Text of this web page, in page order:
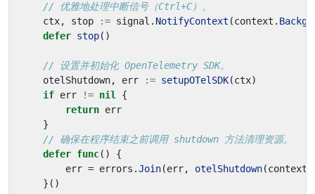
// 优雅地处理中断信号（Ctrl+C）。
ctx, stop := signal . NotifyContext (context .
defer stop()
// 设置并初始化 OpenTelemetry SDK。
otelShutdown, err := setupOTelSDK(ctx)
if err != nil
{
return err
}
// 确保在程序结束之前调用 shutdown 方法清理资源。
defer func()
{
err = errors .Join(err, otelShutdown(context
}()